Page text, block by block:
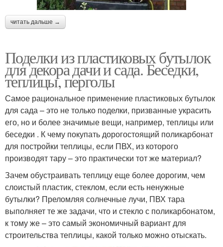
читать дальше →
Поделки из пластиковых бутылок
для декора дачи и сада. Беседки,
теплицы, перголы
Самое рациональное применение пластиковых бутылок
для сада – это не только поделки, призванные украсить
его, но и более значимые вещи, например, теплицы или
беседки . К чему покупать дорогостоящий поликарбонат
для постройки теплицы, если ПВХ, из которого
производят тару – это практически тот же материал?
Зачем обустраивать теплицу еще более дорогим, чем
слоистый пластик, стеклом, если есть ненужные
бутылки? Преломляя солнечные лучи, ПВХ тара
выполняет те же задачи, что и стекло с поликарбонатом,
к тому же – это самый экономичный вариант для
строительства теплицы, какой только можно отыскать.